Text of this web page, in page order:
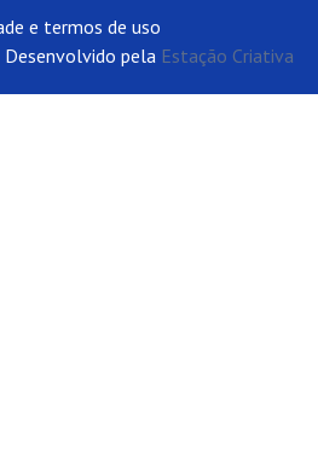
e termos de uso
Desenvolvido pela Estação Criativa